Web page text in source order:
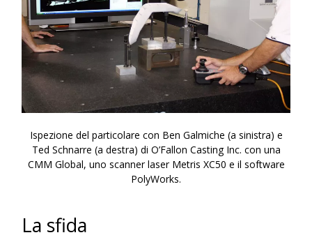
Ispezione del particolare con Ben Galmiche (a sinistra) e
Ted Schnarre (a destra) di O’Fallon Casting Inc. con una
CMM Global, uno scanner laser Metris XC50 e il software
PolyWorks.
La sfida